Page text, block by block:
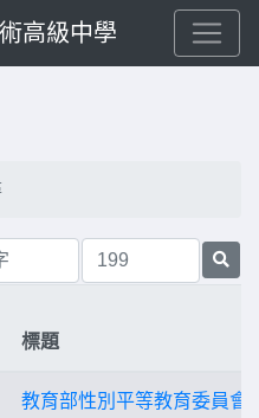
高級中學
標題
教育部性別平等教育委員會(